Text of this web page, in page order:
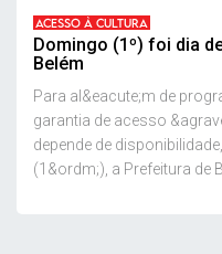
ACESSO À CULTURA
Domingo (1º) foi dia
Belém
Para al&eacute;m de
garantia de acesso
depende de
(1&ordm;), a Prefeitura de